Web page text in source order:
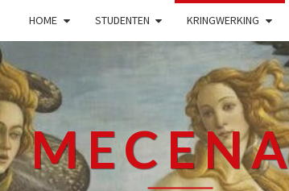
HOME STUDENTEN KRINGWERKING